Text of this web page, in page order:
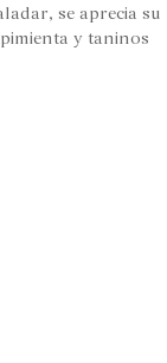
se aprecia su
y taninos